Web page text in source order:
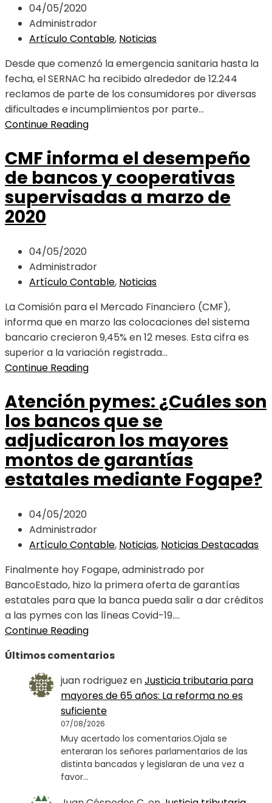
04/05/2020
Administrador
Artículo Contable, Noticias
Desde que comenzó la emergencia sanitaria hasta la
fecha, el SERNAC ha recibido alrededor de 12.244
reclamos de parte de los consumidores por diversas
dificultades e incumplimientos por parte...
Continue Reading
CMF informa el desempeño
de bancos y cooperativas
supervisadas a marzo de
2020
04/05/2020
Administrador
Artículo Contable, Noticias
La Comisión para el Mercado Financiero (CMF),
informa que en marzo las colocaciones del sistema
bancario crecieron 9,45% en 12 meses. Esta cifra es
superior a la variación registrada...
Continue Reading
Atención pymes: ¿Cuáles son
los bancos que se
adjudicaron los mayores
montos de garantías
estatales mediante Fogape?
04/05/2020
Administrador
Artículo Contable, Noticias, Noticias Destacadas
Finalmente hoy Fogape, administrado por
BancoEstado, hizo la primera oferta de garantías
estatales para que la banca pueda salir a dar créditos
a las pymes con las líneas Covid-19....
Continue Reading
Últimos comentarios
juan rodriguez enJusticia tributaria para
mayores de 65 años: La reforma no es
suficiente
07/08/2026
Muy acertado los comentarios.Ojala se
enteraran los señores parlamentarios de las
distinta bancadas y legislaran de una vez a
favor…